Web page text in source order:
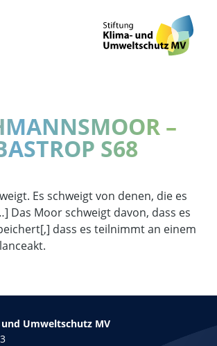
–
S68
Es schweigt von denen, die es
Das Moor schweigt davon, dass es
dass es teilnimmt an einem
Umweltschutz MV